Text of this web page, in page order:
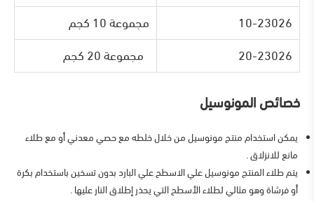
10-23026
مجموعة 10 كجم
20-23026
مجموعة 20 كجم
خصائص المونوسيل
يمكن استخدام منتج مونوسيل من خلال خلطه مع حصي معدني أو مع طلاء
مانع للانزلاق .
يتم طلاء المنتج مونوسيل علي الاسطح علي البارد بدون تسخين باستخدام بكرة
أو فرشاة وهو مثالي لطلاء الأسطح التي يحذر إطلاق النار عليها .